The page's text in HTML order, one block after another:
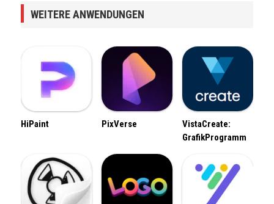
WEITERE ANWENDUNGEN
HiPaint PixVerse
VistaCreate:
GrafikProgramm